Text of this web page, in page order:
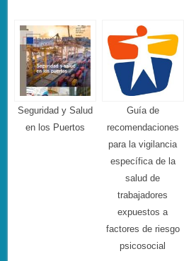
Seguridad y Salud
en los Puertos
Guía de
recomendaciones
para la vigilancia
específica de la
salud de
trabajadores
expuestos a
factores de riesgo
psicosocial